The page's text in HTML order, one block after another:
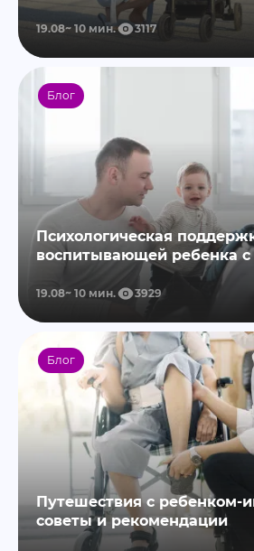
19.08 10 мин. 3117
Блог
Психологическая
воспитывающей ребенка
19.08 10 мин. 3929
Блог
Путешествия с ребенком-
советы и рекомендации